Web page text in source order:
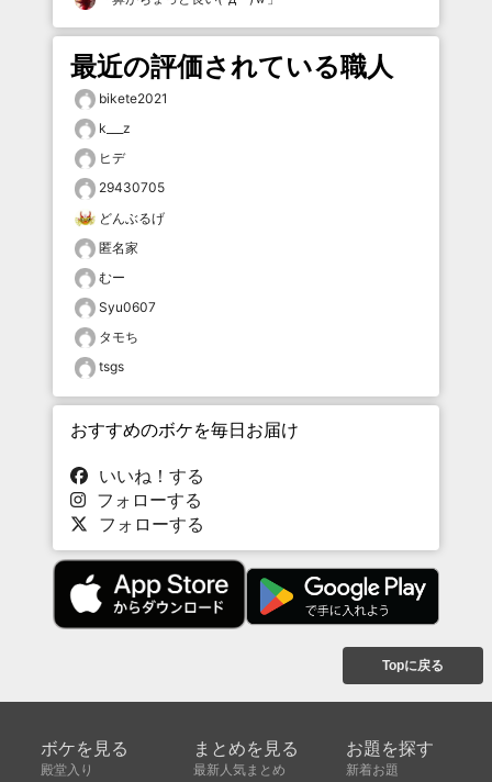
最近の評価されている職人
bikete2021
k___z
ヒデ
29430705
どんぶるげ
匿名家
むー
Syu0607
タモち
tsgs
おすすめのボケを毎日お届け
いいね！する
フォローする
フォローする
Topに戻る
ボケを見る
殿堂入り
まとめを見る
最新人気まとめ
お題を探す
新着お題